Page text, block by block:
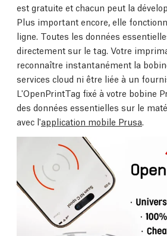
est gratuite et chacun peut la
Plus important encore, elle
ligne. Toutes les données
directement sur le tag. Votre
reconnaître instantanément la
services cloud ni être liée à un
L'OpenPrintTag fixé à votre bobine
des données essentielles sur le
avec l'application mobile Prusa.